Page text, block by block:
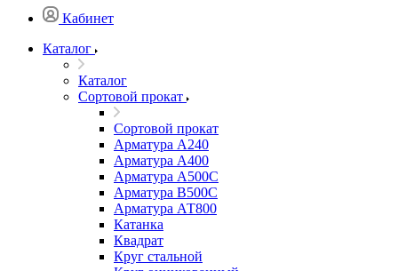
Кабинет
Каталог
Каталог
Сортовой прокат
Сортовой прокат
Арматура А240
Арматура А400
Арматура А500C
Арматура В500С
Арматура АТ800
Катанка
Квадрат
Круг стальной